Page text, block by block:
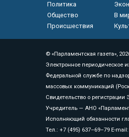
Политика
Общество
В
Происшествия
© «Парламентская газета»,
Электронное периодическое
Федеральной службе по
массовых коммуникаций
Свидетельство о
Учредитель — АНО
Исполняющий обязанности
Тел.: +7 (495) 637–69–79 E-mail: